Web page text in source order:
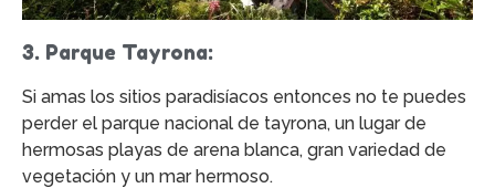
3. Parque Tayrona:
Si amas los sitios paradisíacos entonces no te puedes
perder el parque nacional de tayrona, un lugar de
hermosas playas de arena blanca, gran variedad de
vegetación y un mar hermoso.